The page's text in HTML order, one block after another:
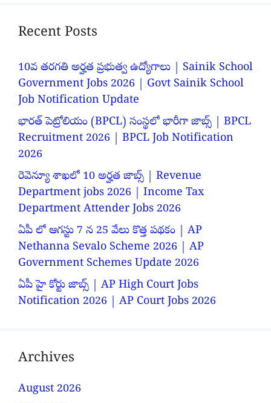
Recent Posts
10వ తరగతి అర్హత ప్రభుత్వ ఉద్యోగాలు | Sainik School
Government Jobs 2026 | Govt Sainik School
Job Notification Update
భారత్ పెట్రోలియం (BPCL) సంస్థలో భారీగా జాబ్స్ | BPCL
Recruitment 2026 | BPCL Job Notification
2026
రెవెన్యూ శాఖలో 10 అర్హత జాబ్స్ | Revenue
Department jobs 2026 | Income Tax
Department Attender Jobs 2026
ఏపీ లో ఆగస్టు 7 న 25 వేలు కొత్త పథకం | AP
Nethanna Sevalo Scheme 2026 | AP
Government Schemes Update 2026
ఏపీ హై కోర్టు జాబ్స్ | AP High Court Jobs
Notification 2026 | AP Court Jobs 2026
Archives
August 2026